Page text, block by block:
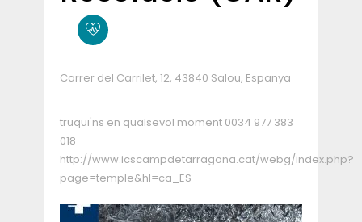
Carrer del Carrilet, 12, 43840 Salou, Espanya
truqui'ns en qualsevol moment 0034 977 383
018
http://www.icscampdetarragona.cat/webg/index.php?
page=temple&hl=ca_ES